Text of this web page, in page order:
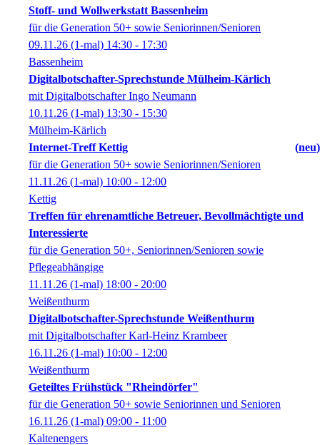
Stoff- und Wollwerkstatt Bassenheim
für die Generation 50+ sowie Seniorinnen/Senioren
09.11.26 (1-mal) 14:30 - 17:30
Bassenheim
Digitalbotschafter-Sprechstunde Mülheim-Kärlich
mit Digitalbotschafter Ingo Neumann
10.11.26 (1-mal) 13:30 - 15:30
Mülheim-Kärlich
Internet-Treff Kettig
neu
für die Generation 50+ sowie Seniorinnen/Senioren
11.11.26 (1-mal) 10:00 - 12:00
Kettig
Treffen für ehrenamtliche Betreuer, Bevollmächtigte und
Interessierte
für die Generation 50+, Seniorinnen/Senioren sowie
Pflegeabhängige
11.11.26 (1-mal) 18:00 - 20:00
Weißenthurm
Digitalbotschafter-Sprechstunde Weißenthurm
mit Digitalbotschafter Karl-Heinz Krambeer
16.11.26 (1-mal) 10:00 - 12:00
Weißenthurm
Geteiltes Frühstück "Rheindörfer"
für die Generation 50+ sowie Seniorinnen und Senioren
16.11.26 (1-mal) 09:00 - 11:00
Kaltenengers